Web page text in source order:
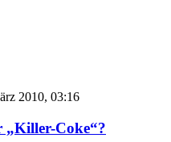
2010, 03:16
„Killer-Coke“?